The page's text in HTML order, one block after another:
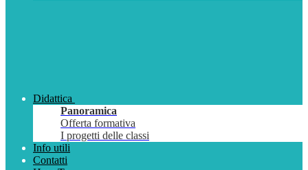
Didattica
Panoramica
Offerta formativa
I progetti delle classi
Info utili
Contatti